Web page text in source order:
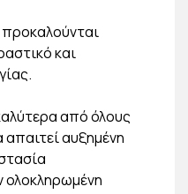
και
από όλους
απαιτεί αυξημένη
ολοκληρωμένη